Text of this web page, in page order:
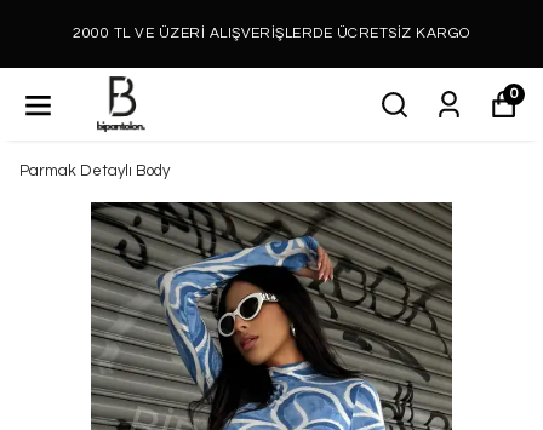
2000 TL VE ÜZERİ ALIŞVERİŞLERDE ÜCRETSİZ KARGO
0
Parmak Detaylı Body